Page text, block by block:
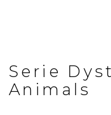
Serie
Animals